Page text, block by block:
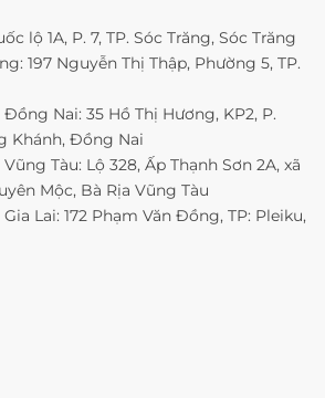
lộ 1A, P. 7, TP. Sóc Trăng, Sóc Trăng
197 Nguyễn Thị Thập, Phường 5, TP.
Nai: 35 Hồ Thị Hương, KP2, P.
Khánh, Đồng Nai
Tàu: Lộ 328, Ấp Thạnh Sơn 2A, xã
Mộc, Bà Rịa Vũng Tàu
Lai: 172 Phạm Văn Đồng, TP: Pleiku,